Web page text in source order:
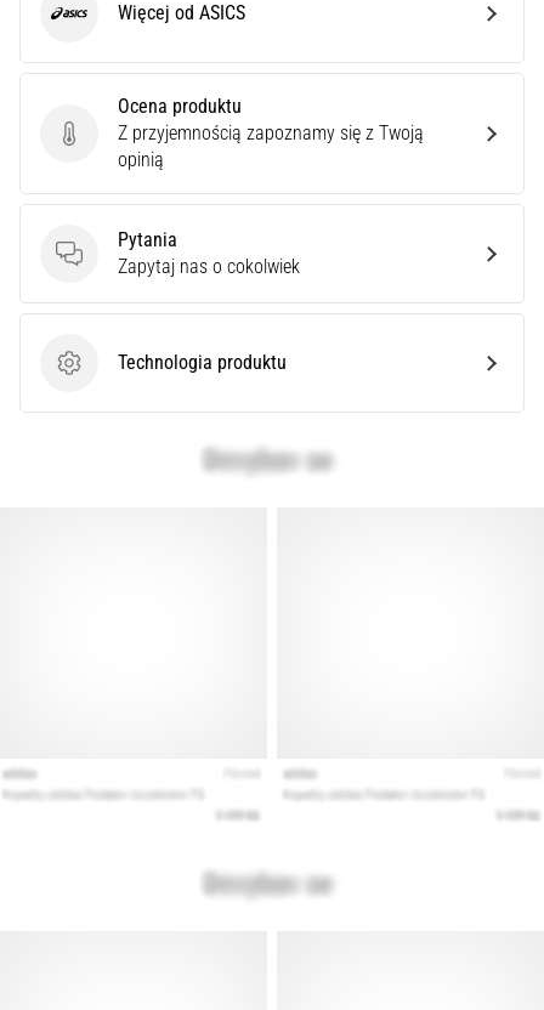
Ocena produktu
Ocena produktu
Z przyjemnością zapoznamy się z Twoją
opinią
Pytania
Pytania
Zapytaj nas o cokolwiek
Technologia produktu
Technologia produktu
ASICS Więcej od ASICS